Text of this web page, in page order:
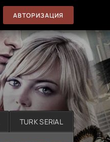
АВТОРИЗАЦИЯ
TURK SERIAL